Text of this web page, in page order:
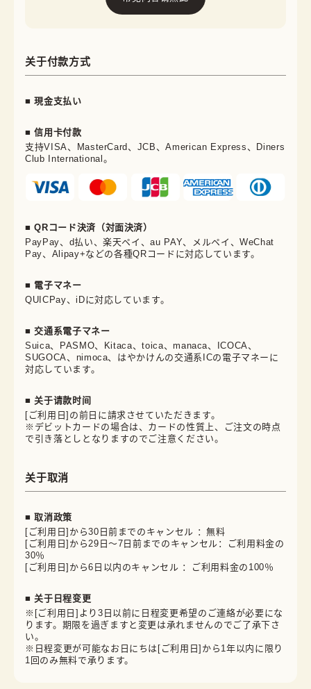
关于付款方式
■ 現金支払い
■ 信用卡付款
支持VISA、MasterCard、JCB、American Express、Diners
Club International。
■ QRコード決済（対面決済）
PayPay、d払い、楽天ペイ、au PAY、メルペイ、WeChat
Pay、Alipay+などの各種QRコードに対応しています。
■ 電子マネー
QUICPay、iDに対応しています。
■ 交通系電子マネー
Suica、PASMO、Kitaca、toica、manaca、ICOCA、
SUGOCA、nimoca、はやかけんの交通系ICの電子マネーに
対応しています。
■ 关于请款时间
[ご利用日]の前日に請求させていただきます。
※デビットカードの場合は、カードの性質上、ご注文の時点
で引き落としとなりますのでご注意ください。
关于取消
■ 取消政策
[ご利用日]から30日前までのキャンセル ：無料
[ご利用日]から29日～7日前までのキャンセル：ご利用料金の
30％
[ご利用日]から6日以内のキャンセル ：ご利用料金の100％
■ 关于日程变更
※[ご利用日]より3日以前に日程変更希望のご連絡が必要にな
ります。期限を過ぎますと変更は承れませんのでご了承下さ
い。
※日程変更が可能なお日にちは[ご利用日]から1年以内に限り
1回のみ無料で承ります。